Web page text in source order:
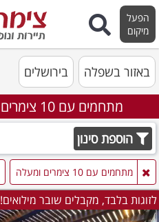
הפעל
מיקום
באזור בשפלה בירושלים
מתחמים עם 10 צימרים ומעלה באזור ירושלים
הוספת סינון
מתחמים עם 10 צימרים ומעלה
לזוגות בלבד, מקבלים שובר מילואים!